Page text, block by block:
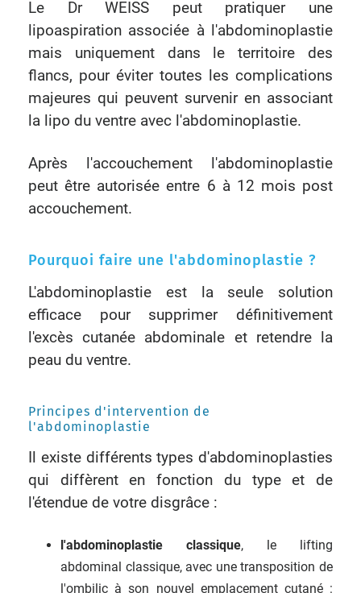
Le Dr WEISS peut pratiquer une
lipoaspiration associée à l'abdominoplastie
mais uniquement dans le territoire des
flancs, pour éviter toutes les complications
majeures qui peuvent survenir en associant
la lipo du ventre avec l'abdominoplastie.
Après l'accouchement l'abdominoplastie
peut être autorisée entre 6 à 12 mois post
accouchement.
Pourquoi faire une l'abdominoplastie ?
L'abdominoplastie est la seule solution
efficace pour supprimer définitivement
l'excès cutanée abdominale et retendre la
peau du ventre.
Principes d'intervention de
l'abdominoplastie
Il existe différents types d'abdominoplasties
qui diffèrent en fonction du type et de
l'étendue de votre disgrâce :
l'abdominoplastie classique, le lifting
abdominal classique, avec une transposition de
l'ombilic à son nouvel emplacement cutané :